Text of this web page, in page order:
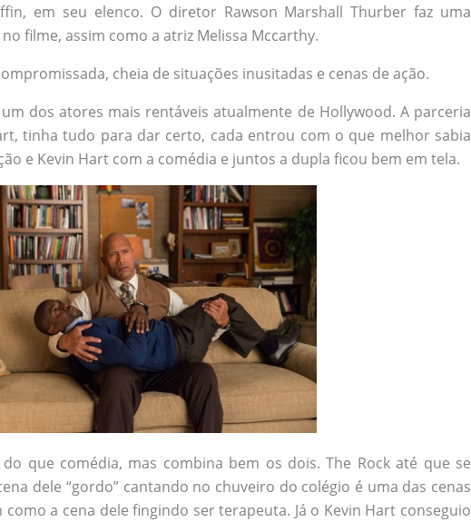
em seu elenco. O diretor Rawson Marshall Thurber faz uma
filme, assim como a atriz Melissa Mccarthy.
cheia de situações inusitadas e cenas de ação.
um dos atores mais rentáveis atualmente de Hollywood. A parceria
tinha tudo para dar certo, cada entrou com o que melhor sabia
e Kevin Hart com a comédia e juntos a dupla ficou bem em tela.
que comédia, mas combina bem os dois. The Rock até que se
dele “gordo” cantando no chuveiro do colégio é uma das cenas
a cena dele fingindo ser terapeuta. Já o Kevin Hart conseguio